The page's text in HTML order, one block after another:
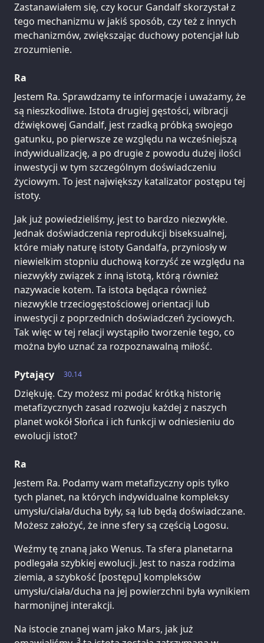
Zastanawiałem się, czy kocur Gandalf skorzystał z
tego mechanizmu w jakiś sposób, czy też z innych
mechanizmów, zwiększając duchowy potencjał lub
zrozumienie.
Ra
Jestem Ra. Sprawdzamy te informacje i uważamy, że
są nieszkodliwe. Istota drugiej gęstości, wibracji
dźwiękowej Gandalf, jest rzadką próbką swojego
gatunku, po pierwsze ze względu na wcześniejszą
indywidualizację, a po drugie z powodu dużej ilości
inwestycji w tym szczególnym doświadczeniu
życiowym. To jest największy katalizator postępu tej
istoty.
Jak już powiedzieliśmy, jest to bardzo niezwykłe.
Jednak doświadczenia reprodukcji biseksualnej,
które miały naturę istoty Gandalfa, przyniosły w
niewielkim stopniu duchową korzyść ze względu na
niezwykły związek z inną istotą, którą również
nazywacie kotem. Ta istota będąca również
niezwykle trzeciogęstościowej orientacji lub
inwestycji z poprzednich doświadczeń życiowych.
Tak więc w tej relacji wystąpiło tworzenie tego, co
można było uznać za rozpoznawalną miłość.
30.14
Pytający
Dziękuję. Czy możesz mi podać krótką historię
metafizycznych zasad rozwoju każdej z naszych
planet wokół Słońca i ich funkcji w odniesieniu do
ewolucji istot?
Ra
Jestem Ra. Podamy wam metafizyczny opis tylko
tych planet, na których indywidualne kompleksy
umysłu/ciała/ducha były, są lub będą doświadczane.
Możesz założyć, że inne sfery są częścią Logosu.
Weźmy tę znaną jako Wenus. Ta sfera planetarna
podlegała szybkiej ewolucji. Jest to nasza rodzima
ziemia, a szybkość [postępu] kompleksów
umysłu/ciała/ducha na jej powierzchni była wynikiem
harmonijnej interakcji.
Na istocie znanej wam jako Mars, jak już
3